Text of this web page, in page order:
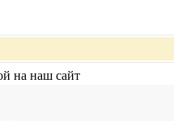
на наш сайт